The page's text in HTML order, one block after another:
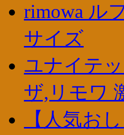
rimowa ル
サイズ
ユナイテ
ザ,リモワ
【人気お